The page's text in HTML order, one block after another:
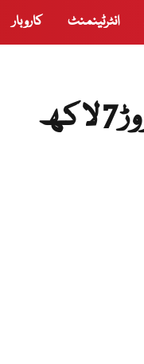
انٹرٹینمنٹ کاروبار
سٹیٹ بینک کے زرمبادلہ کےذخائر میں 12کروڑ7لاکھ